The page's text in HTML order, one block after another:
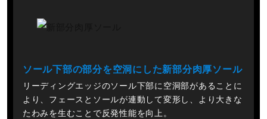
ソール下部の部分を空洞にした新部分肉厚ソール
リーディングエッジのソール下部に空洞部があることに
より、フェースとソールが連動して変形し、より大きな
たわみを生むことで反発性能を向上。